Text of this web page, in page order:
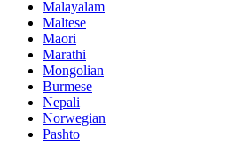
Malayalam
Maltese
Maori
Marathi
Mongolian
Burmese
Nepali
Norwegian
Pashto